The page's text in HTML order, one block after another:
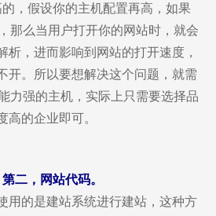
，假设你的主机配置再高，如果
那么当用户打开你的网站时，就会
析，进而影响到网站的打开速度，
开。所以要想解决这个问题，就需
力强的主机，实际上只需要选择品
高的企业即可。
，网站代码。
的是建站系统进行建站，这种方